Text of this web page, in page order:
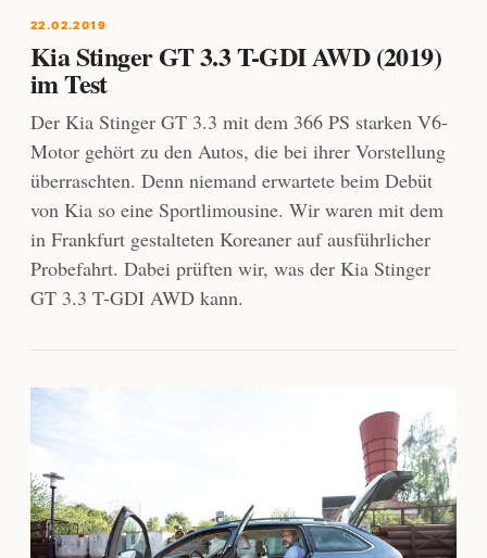
22.02.2019
Kia Stinger GT 3.3 T-GDI AWD (2019)
im Test
Der Kia Stinger GT 3.3 mit dem 366 PS starken V6-
Motor gehört zu den Autos, die bei ihrer Vorstellung
überraschten. Denn niemand erwartete beim Debüt
von Kia so eine Sportlimousine. Wir waren mit dem
in Frankfurt gestalteten Koreaner auf ausführlicher
Probefahrt. Dabei prüften wir, was der Kia Stinger
GT 3.3 T-GDI AWD kann.